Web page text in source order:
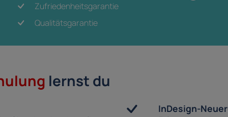
lernst du
InDesign-
Zufriedenheitsgarantie
Qualitätsgarantie